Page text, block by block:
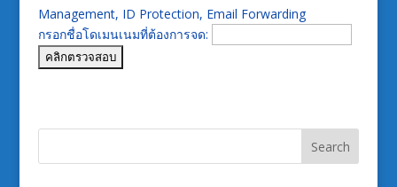
Management, ID Protection, Email Forwarding
กรอกชื่อโดเมนเนมที่ต้องการจด: